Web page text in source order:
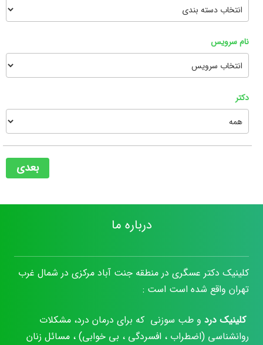
نام سرویس
دکتر
بعدی
درباره ما
کلینیک دکتر عسگری در منطقه جنت آباد مرکزی در شمال غرب
تهران واقع شده است است :
کلینیک درد و طب سوزنی که برای درمان درد، مشکلات
روانشناسی (اضطراب ، افسردگی ، بی خوابی) ، مسائل زنان